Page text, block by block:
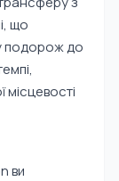
що
подорож до
ви